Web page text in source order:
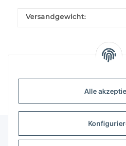
Alle
Produkteigenschaft
Wert
Versandgewicht: